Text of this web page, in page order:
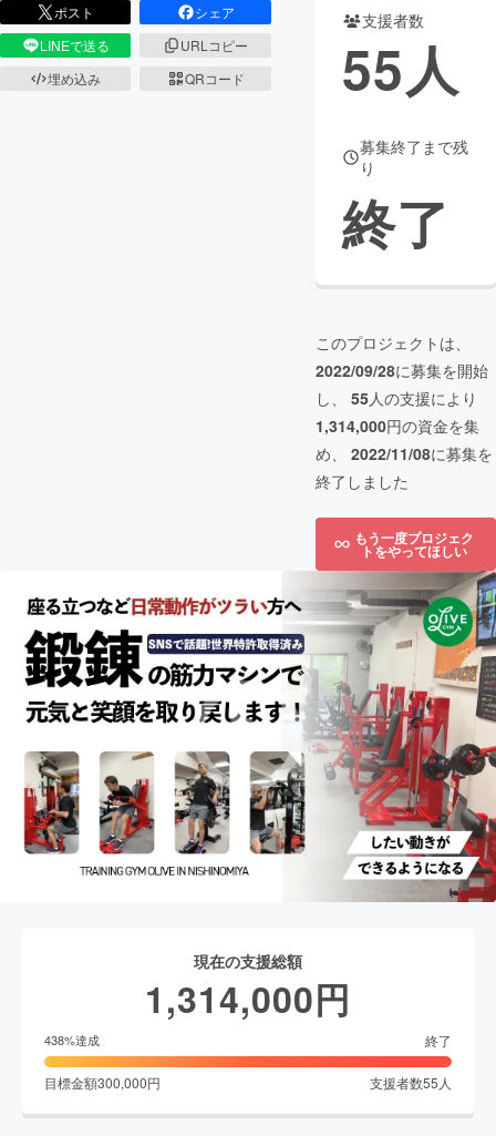
ポスト
シェア
LINEで送る
URLコピー
埋め込み
QRコード
支援者数
55人
募集終了まで残
り
終了
このプロジェクトは、
2022/09/28に募集を開始
し、 55人の支援により
1,314,000円の資金を集
め、 2022/11/08に募集を
終了しました
もう一度プロジェク
トをやってほしい
現在の支援総額
1,314,000円
438%達成 終了
目標金額300,000円 支援者数55 人